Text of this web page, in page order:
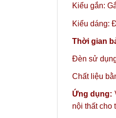
Kiểu gắn:
Kiểu dáng:
Thời gian
Đèn sử
Chất liệu
Ứng dụng:
nội thất cho